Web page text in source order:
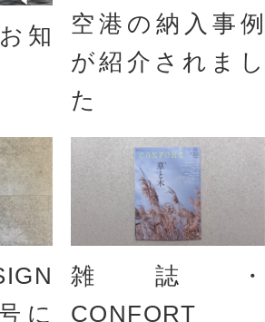
知
空港の納入事例
が紹介されまし
た
に
雑誌・
CONFORT